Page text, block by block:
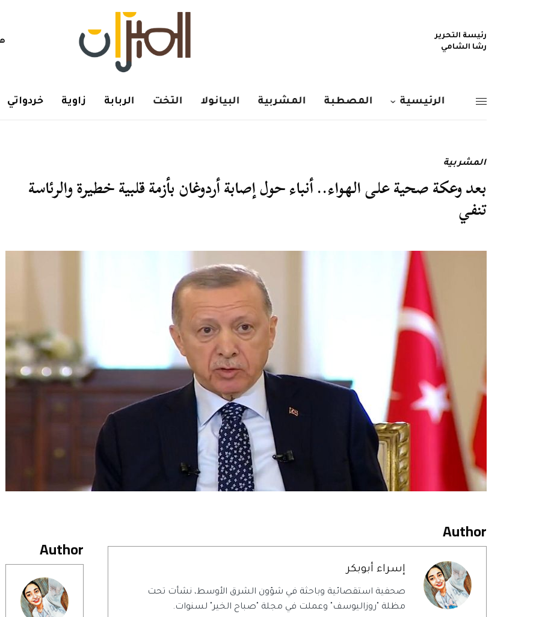
رئيسة التحرير
رشا الشامي
الرئيسية المصطبة المشربية البيانولا التخت الربابة زاوية خردواتي
المشربية
بعد وعكة صحية على الهواء.. أنباء حول إصابة أردوغان بأزمة قلبية خطيرة والرئاسة
تنفي
Author
Author
إسراء أبوبكر
صحفية استقصائية وباحثة في شؤون الشرق الأوسط، نشأت تحت
مظلة "روزاليوسف" وعملت في مجلة "صباح الخير" لسنوات.